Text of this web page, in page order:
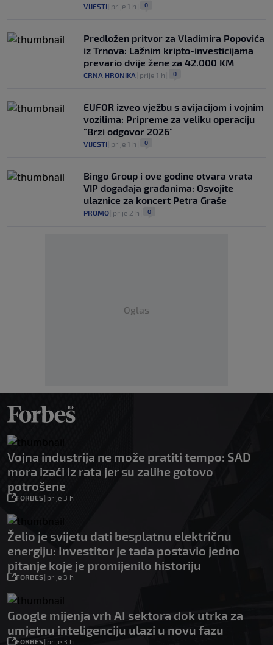
VIJESTI prije 1 h 0
Predložen pritvor za Vladimira Popovića
iz Trnova: Lažnim kripto-investicijama
prevario dvije žene za 42.000 KM
CRNA HRONIKA prije 1 h 0
EUFOR izveo vježbu s avijacijom i vojnim
vozilima: Pripreme za veliku operaciju
"Brzi odgovor 2026"
VIJESTI prije 1 h 0
Bingo Group i ove godine otvara vrata
VIP događaja građanima: Osvojite
ulaznice za koncert Petra Graše
PROMO prije 2 h 0
Oglas
Vojna industrija ne može pratiti tempo: SAD
mora izaći iz rata jer su zalihe gotovo
potrošene
FORBES| prije 3 h
Želio je svijetu dati besplatnu električnu
energiju: Investitor je tada postavio jedno
pitanje koje je promijenilo historiju
FORBES| prije 3 h
Google mijenja vrh AI sektora dok utrka za
umjetnu inteligenciju ulazi u novu fazu
FORBES| prije 3 h